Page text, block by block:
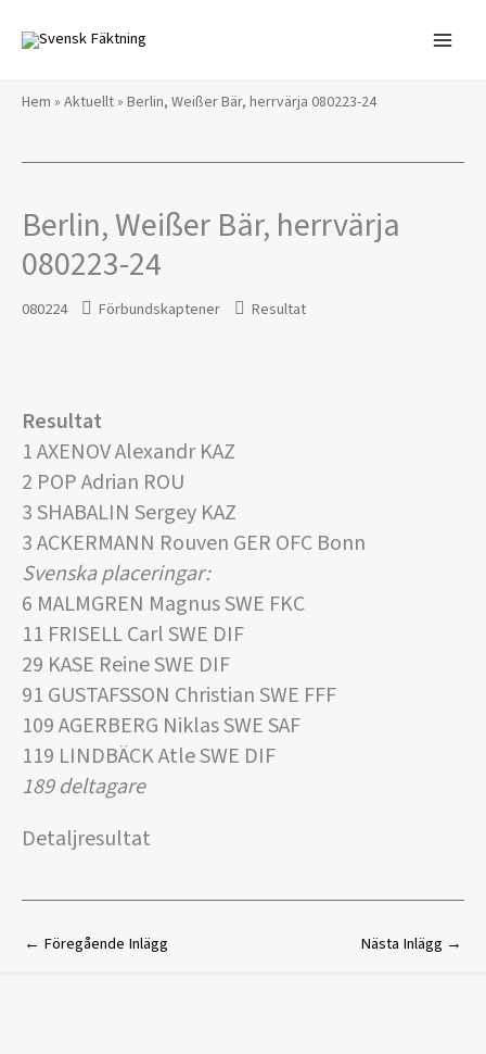
innehåll
Hem » Aktuellt» Berlin, Weißer Bär, herrvärja 080223-24
Berlin, Weißer Bär, herrvärja
080223-24
080224 Förbundskaptener Resultat
Resultat
1 AXENOV Alexandr KAZ
2 POP Adrian ROU
3 SHABALIN Sergey KAZ
3 ACKERMANN Rouven GER OFC Bonn
Svenska placeringar:
6 MALMGREN Magnus SWE FKC
11 FRISELL Carl SWE DIF
29 KASE Reine SWE DIF
91 GUSTAFSSON Christian SWE FFF
109 AGERBERG Niklas SWE SAF
119 LINDBÄCK Atle SWE DIF
189 deltagare
Detaljresultat
← Föregående Inlägg Nästa Inlägg →